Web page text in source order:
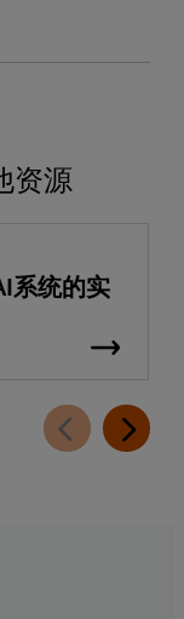
资源
系统的实